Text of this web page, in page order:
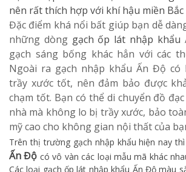
nên rất thích hợp với khí hậu miền Bắc
Đặc điểm khá nổi bất giúp bạn dễ
những dòng gạch ốp lát nhập khẩu
gạch sáng bống khác hẳn với các
Ngoài ra gạch nhập khẩu Ấn Độ có
trầy xước tốt, nên đảm bảo được
chạm tốt. Bạn có thể di chuyển đồ
nhà mà không lo bị trầy xước, bảo
mỹ cao cho không gian nội thất của
Trên thị trường gạch nhập khẩu hiện nay thì
Ấn Độ có vô vàn các loại mẫu mã khác
Các loại gạch ốp lát nhập khẩu Ấn Độ màu